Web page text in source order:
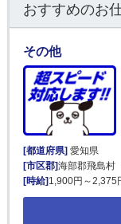
おすすめのお
その他
[都道府県] 愛知県
[市区郡]海部郡飛島村
[時給] 1,900円～2,375